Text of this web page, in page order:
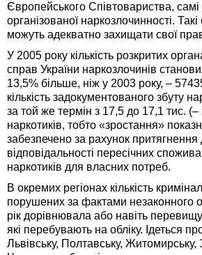
Європейського Співтовариства,
організованої наркозлочинності.
можуть адекватно захищати свої
У 2005 року кількість розкритих
справ України наркозлочинів
13,5% більше, ніж у 2003 року, –
кількість задокументованого збуту
за той же термін з 17,5 до 17,1 тис. (–
наркотиків, тобто «зростання»
забезпечено за рахунок притягнення
відповідальності пересічних
наркотиків для власних потреб.
В окремих регіонах кількість
порушених за фактами незаконного
рік дорівнювала або навіть
які перебувають на обліку. Ідеться
Львівську, Полтавську, Житомирську,